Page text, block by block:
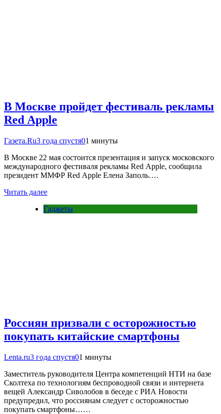
В Москве пройдет фестиваль рекламы
Red Apple
Газета.Ru3 года спустя01 минуты
В Москве 22 мая состоится презентация и запуск московского
международного фестиваля рекламы Red Apple, сообщила
президент ММФР Red Apple Елена Заполь….
Читать далее
Гаджеты
Россиян призвали с осторожностью
покупать китайские смартфоны
Lenta.ru3 года спустя01 минуты
Заместитель руководителя Центра компетенций НТИ на базе
Сколтеха по технологиям беспроводной связи и интернета
вещей Александр Сиволобов в беседе с РИА Новости
предупредил, что россиянам следует с осторожностью
покупать смартфоны……